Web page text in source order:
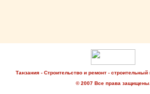
Танзания - Строительство и ремонт - строительный
© 2007 Все права защищены.